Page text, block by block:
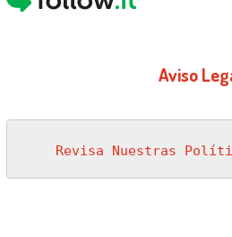
Aviso
Revisa Nuestras